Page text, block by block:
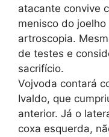
atacante convive
menisco do
artroscopia.
de testes e
sacrifício.
Vojvoda contará
Ivaldo, que
anterior. Já o
coxa esquerda,